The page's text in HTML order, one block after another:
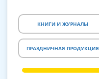
КНИГИ И ЖУРНАЛЫ
ПРАЗДНИЧНАЯ ПРОДУКЦИЯ